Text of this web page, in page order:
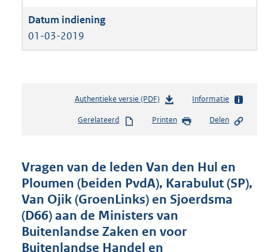
01-03-2019
Authentieke versie (PDF)b
s
d
s
g
r
o
t
Informatie
Gerelateerd Printen Delen
Vragen van de leden Van den Hul en
Ploumen (beiden PvdA), Karabulut (SP),
Van Ojik (GroenLinks) en Sjoerdsma
(D66) aan de Ministers van
Buitenlandse Zaken en voor
Buitenlandse Handel en